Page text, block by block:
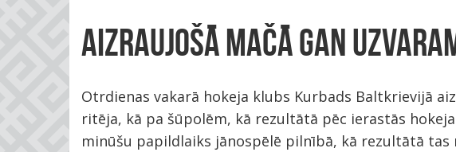
AIZRAUJOŠĀ MAČĀ GAN
Otrdienas vakarā hokeja klubs Kurbads Baltkrievijā
ritēja, kā pa šūpolēm, kā rezultātā pēc ierastās
minūšu papildlaiks jānospēlē pilnībā, kā rezultātā tas